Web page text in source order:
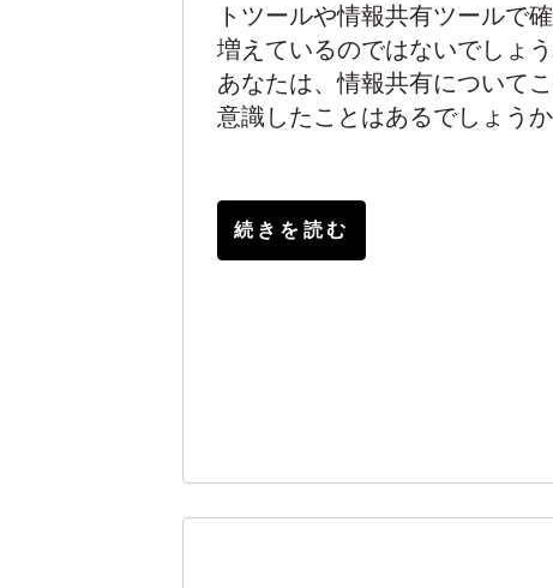
トツールや情報共有ツールで
増えているのではないでしょう
あなたは、情報共有について
意識したことはあるでしょうか
続きを読む